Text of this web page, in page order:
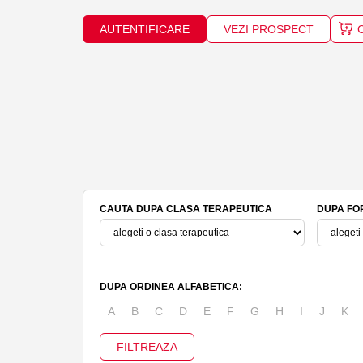
AUTENTIFICARE VEZI PROSPECT
CAUTA DUPA CLASA TERAPEUTICA DUPA
DUPA ORDINEA ALFABETICA:
A B C D E F G H I J K